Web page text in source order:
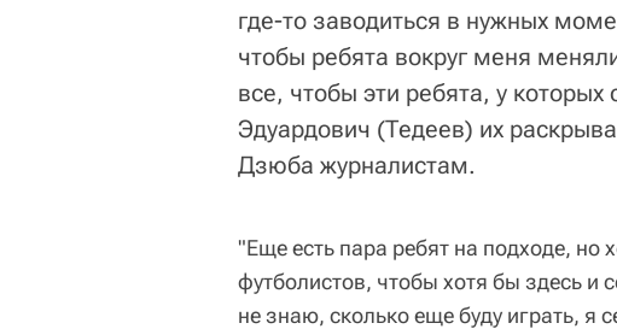
где-то заводиться в нужных
чтобы ребята вокруг меня
все, чтобы эти ребята, у
Эдуардович (Тедеев) их
Дзюба журналистам.
"Еще есть пара ребят на подходе, но
футболистов, чтобы хотя бы здесь и
не знаю, сколько еще буду играть, я